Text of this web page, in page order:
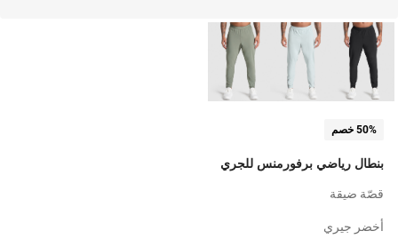
50% خصم
بنطال رياضي برفورمنس للجري
قصّة ضيقة
أخضر جيري